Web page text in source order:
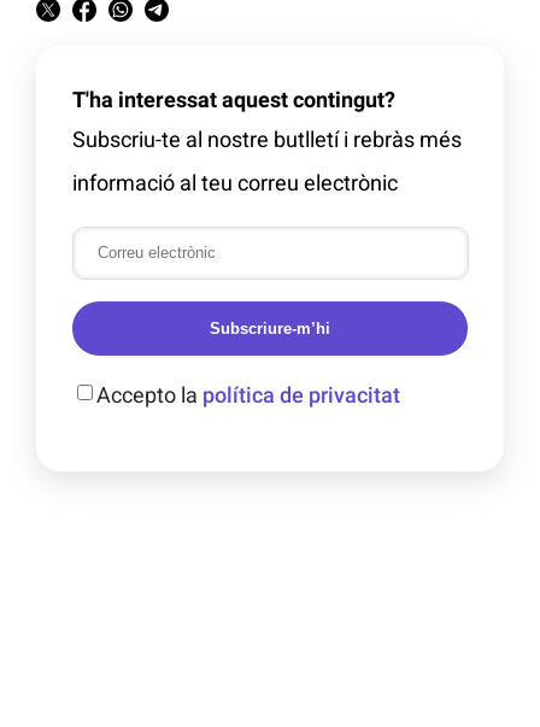
T'ha interessat aquest contingut?
Subscriu-te al nostre butlletí i rebràs més
informació al teu correu electrònic
Subscriure-m’hi
Accepto la política de privacitat